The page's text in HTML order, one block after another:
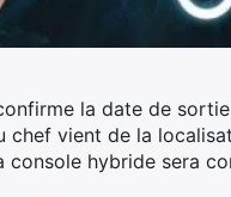
la date de
chef vient de la
console hybride sera